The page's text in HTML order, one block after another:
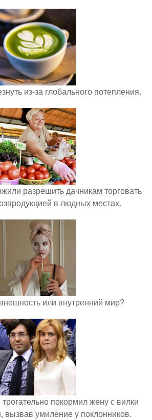
из-за глобального потепления.
разрешить дачникам торговать
в людных местах.
или внутренний мир?
покормил жену с вилки
вызвав умиление у поклонников.